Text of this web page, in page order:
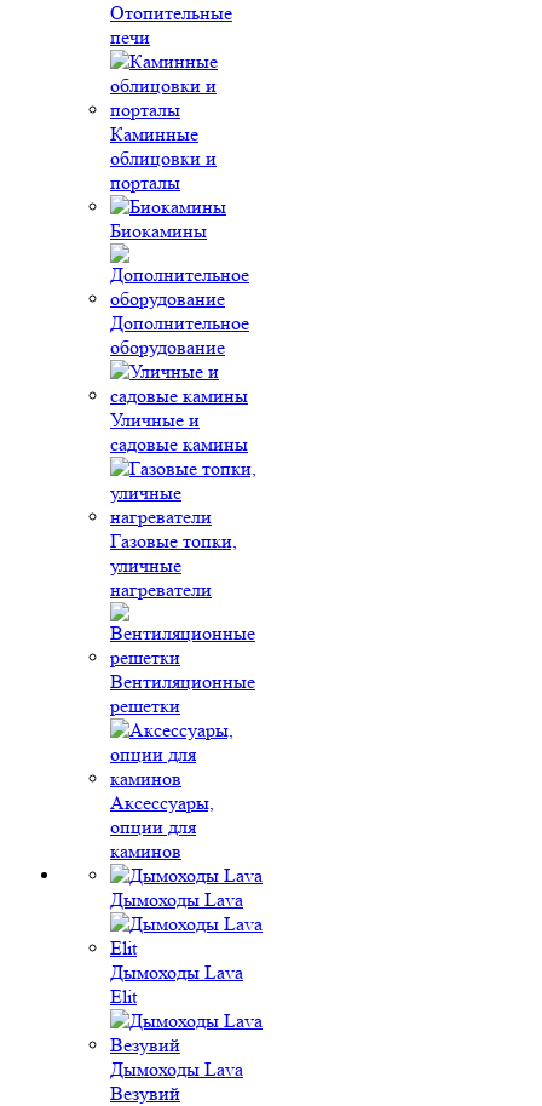
Отопительные
печи
Каминные
облицовки и
порталы
Биокамины
Дополнительное
оборудование
Уличные и
садовые камины
Газовые топки,
уличные
нагреватели
Вентиляционные
решетки
Аксессуары,
опции для
каминов
Дымоходы Lava
Дымоходы Lava
Elit
Дымоходы Lava
Везувий